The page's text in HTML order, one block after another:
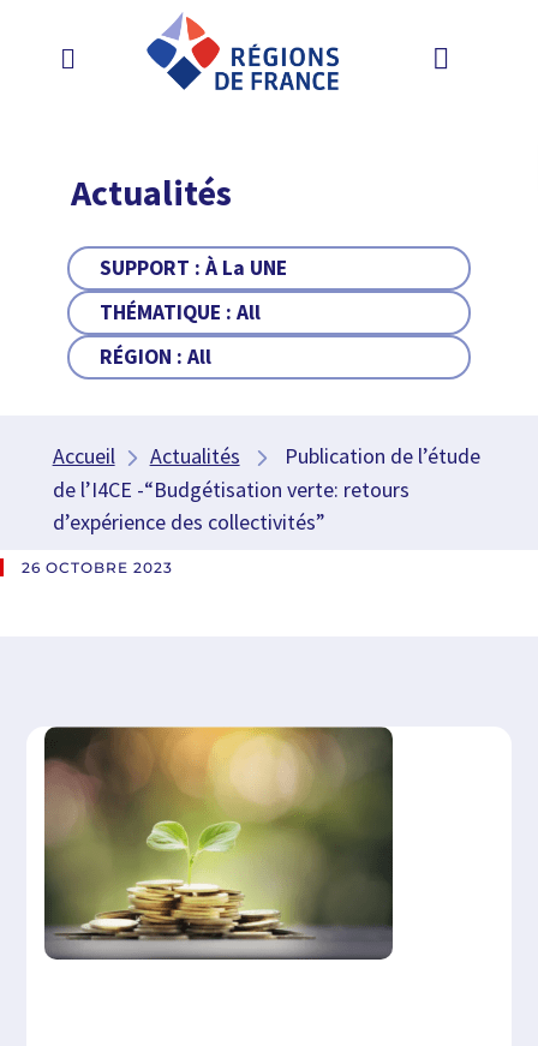
Actualités
SUPPORT :À La UNE
THÉMATIQUE :All
RÉGION :All
Accueil Actualités
Publication de l’étude
de l’I4CE -“Budgétisation verte: retours
d’expérience des collectivités”
26 OCTOBRE 2023